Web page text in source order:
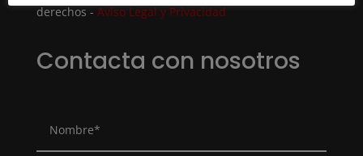
derechos - Aviso Legal y Privacidad
Contacta con nosotros